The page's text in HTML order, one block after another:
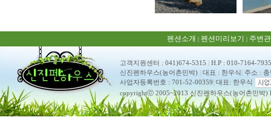
펜션소개 | 펜션미리보기 | 주변
고객지원센터 : 041)674-5315 | H.P : 010-7164-7935
신진펜하우스(농어촌민박) | 대표 : 한우식| 주소 :
사업자등록번호 : 701-52-00359 대표: 한우식
copyrightⓒ 2005~2013 신진펜하우스(농어촌민박)